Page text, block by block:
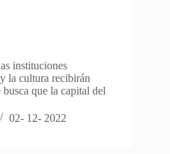
instituciones
la cultura recibirán
busca que la capital del
02- 12- 2022